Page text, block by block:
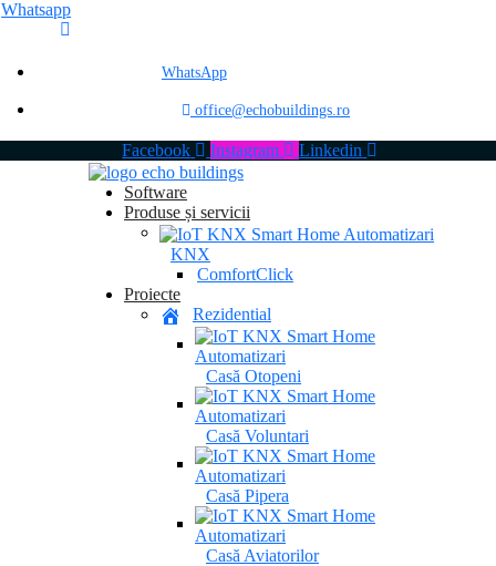
Whatsapp
WhatsApp
office@echobuildings.ro
Facebook Instagram Linkedin
Software
Produse și servicii
KNX
ComfortClick
Proiecte
Rezidential
Casă Otopeni
Casă Voluntari
Casă Pipera
Casă Aviatorilor